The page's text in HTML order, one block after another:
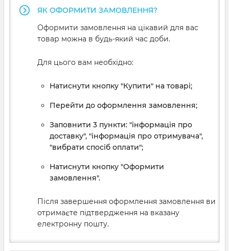
ЯК ОФОРМИТИ ЗАМОВЛЕННЯ?
Оформити замовлення на цікавий для вас
товар можна в будь-який час доби.
Для цього вам необхідно:
Натиснути кнопку "Купити" на товарі;
Перейти до оформлення замовлення;
Заповнити 3 пункти: "інформація про
доставку", "інформація про отримувача",
"вибрати спосіб оплати";
Натиснути кнопку "Оформити
замовлення".
Після завершення оформлення замовлення ви
отримаєте підтвердження на вказану
електронну пошту.